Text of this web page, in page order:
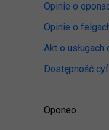
Opinie o
Opinie o
Akt o usługach
Dostępność
Oponeo